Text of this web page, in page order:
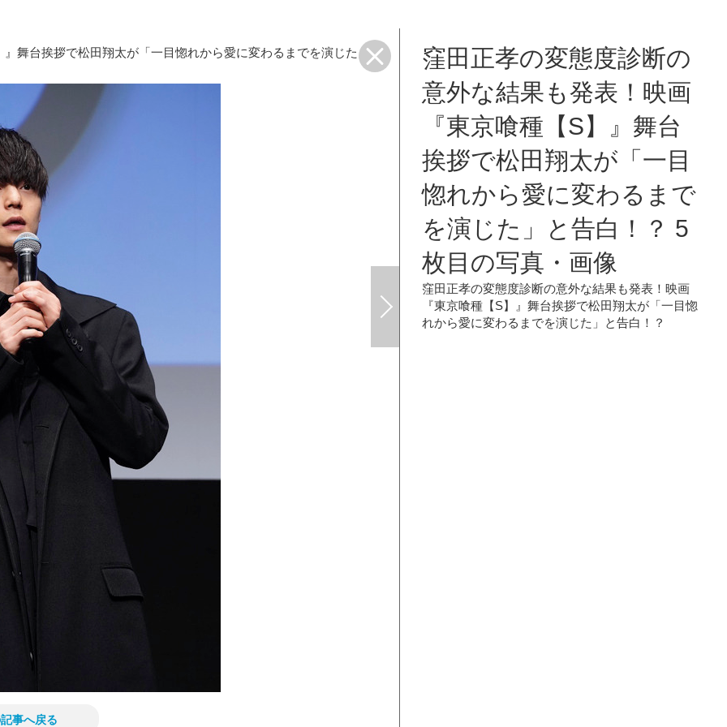
舞台挨拶で松田翔太が「一目惚れから愛に変わるまでを演じた」と
事へ戻る
窪田正孝の変態度診断の
意外な結果も発表！映画
『東京喰種【S】』舞台
挨拶で松田翔太が「一目
惚れから愛に変わるまで
を演じた」と告白！？ 5
枚目の写真・画像
窪田正孝の変態度診断の意外な結果も発表！映画
『東京喰種【S】』舞台挨拶で松田翔太が「一目惚
れから愛に変わるまでを演じた」と告白！？